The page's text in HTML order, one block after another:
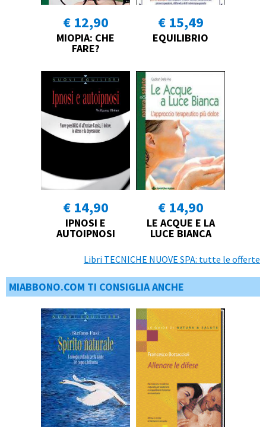
€ 12,90
MIOPIA: CHE
FARE?
€ 15,49
EQUILIBRIO
€ 14,90
IPNOSI E
AUTOIPNOSI
€ 14,90
LE ACQUE E LA
LUCE BIANCA
Libri TECNICHE NUOVE SPA: tutte le offerte
MIABBONO.COM TI CONSIGLIA ANCHE